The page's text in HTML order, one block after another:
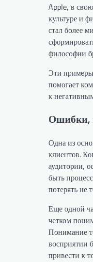
Apple, в
культуре и
стал более
философии
Эти
помогает
к
Ошибки,
Одна из
клиентов.
аудитории,
быть
потерять не
Еще одной
четком
Понимание
восприятии
привести к